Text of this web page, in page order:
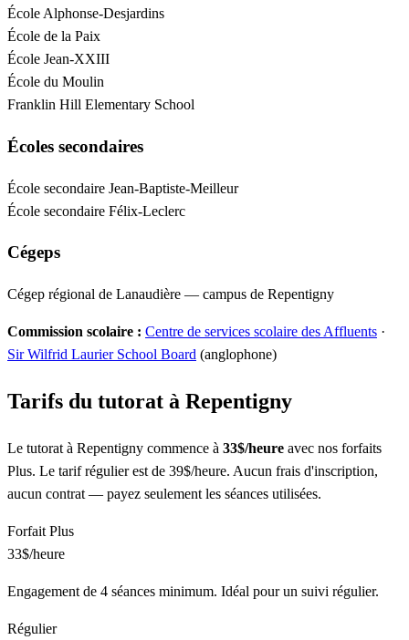
École Alphonse-Desjardins
École de la Paix
École Jean-XXIII
École du Moulin
Franklin Hill Elementary School
Écoles secondaires
École secondaire Jean-Baptiste-Meilleur
École secondaire Félix-Leclerc
Cégeps
Cégep régional de Lanaudière — campus de Repentigny
Commission scolaire : Centre de services scolaire des Affluents ·
Sir Wilfrid Laurier School Board (anglophone)
Tarifs du tutorat à Repentigny
Le tutorat à Repentigny commence à 33$/heure avec nos forfaits
Plus. Le tarif régulier est de 39$/heure. Aucun frais d'inscription,
aucun contrat — payez seulement les séances utilisées.
Forfait Plus
33$/heure
Engagement de 4 séances minimum. Idéal pour un suivi régulier.
Régulier